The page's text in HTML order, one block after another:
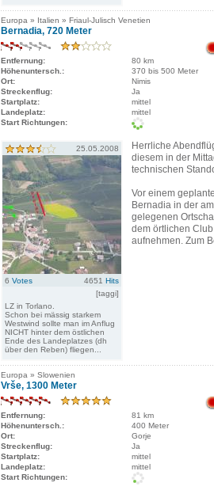
Europa » Italien » Friaul-Julisch Venetien
Bernadia, 720 Meter
Entfernung:
80 km
Höhenuntersch.:
370 bis 500 Meter
Ort:
Nimis
Streckenflug:
Ja
Startplatz:
mittel
Landeplatz:
mittel
Start Richtungen:
25.05.2008
6 Votes 4651 Hits
[taggi]
LZ in Torlano.
Schon bei mässig starkem
Westwind sollte man im Anflug
NICHT hinter dem östlichen
Ende des Landeplatzes (dh
über den Reben) fliegen...
Herrliche
diesem in der
technischen
Vor einem
Bernadia in der
gelegenen
dem örtlichen
aufnehmen. Zum
Europa » Slowenien
Vrše, 1300 Meter
Entfernung:
81 km
Höhenuntersch.:
400 Meter
Ort:
Gorje
Streckenflug:
Ja
Startplatz:
mittel
Landeplatz:
mittel
Start Richtungen: